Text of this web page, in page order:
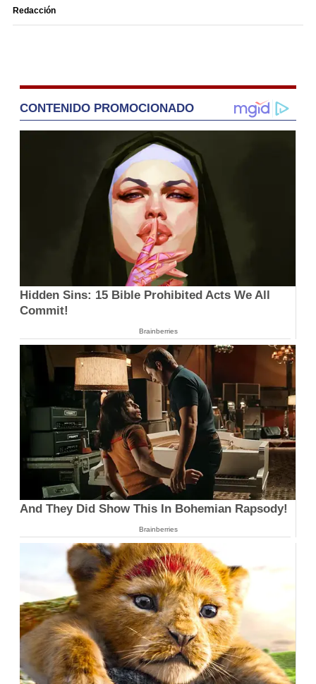
Redacción
CONTENIDO PROMOCIONADO
Hidden Sins: 15 Bible Prohibited Acts We All
Commit!
Brainberries
And They Did Show This In Bohemian Rapsody!
Brainberries